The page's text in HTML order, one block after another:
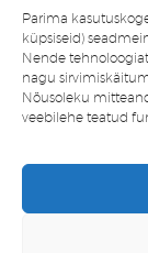
Parima
küpsiseid)
Nende
nagu
Nõusoleku
veebilehe teatud